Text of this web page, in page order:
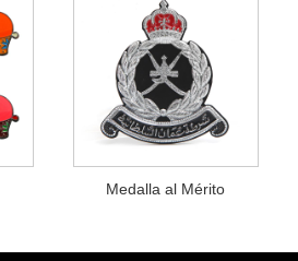
Medalla al Mérito